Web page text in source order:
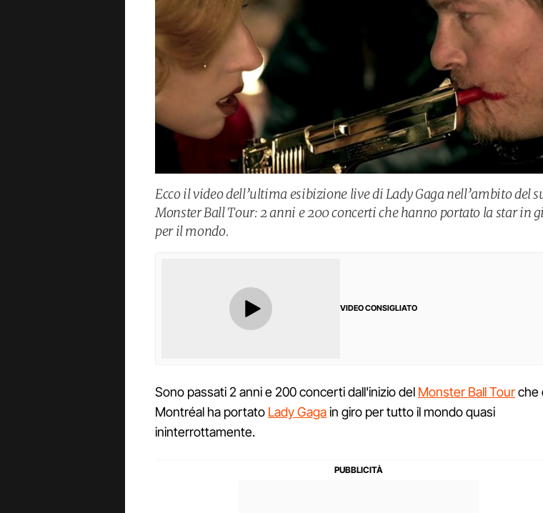
Ecco il video dell’ultima esibizione live di Lady Gaga nell’ambito del
Monster Ball Tour: 2 anni e 200 concerti che hanno portato la star in
per il mondo.
VIDEO CONSIGLIATO
Sono passati 2 anni e 200 concerti dall'inizio del Monster Ball Tourche
Montréal ha portato Lady Gagain giro per tutto il mondo quasi
ininterrottamente.